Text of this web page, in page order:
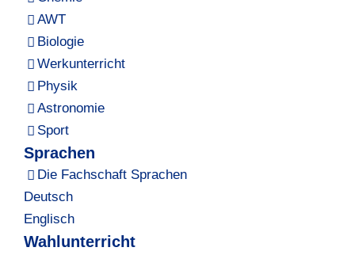
AWT
Biologie
Werkunterricht
Physik
Astronomie
Sport
Sprachen
Die Fachschaft Sprachen
Deutsch
Englisch
Wahlunterricht